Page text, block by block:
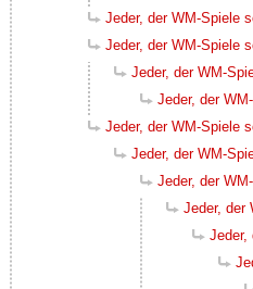
Jeder, der WM-Spiele
Jeder, der WM-Spiele
Jeder, der WM-
Jeder, der
Jeder, der WM-Spiele
Jeder, der WM-
Jeder, der
Jeder, der
Jeder,